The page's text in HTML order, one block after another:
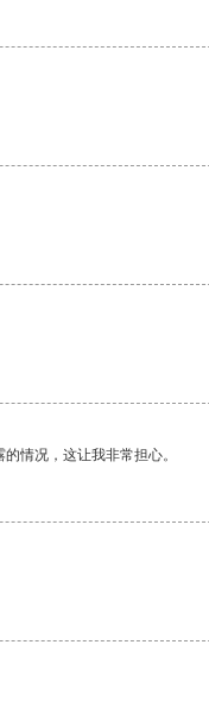
情况，这让我非常担心。